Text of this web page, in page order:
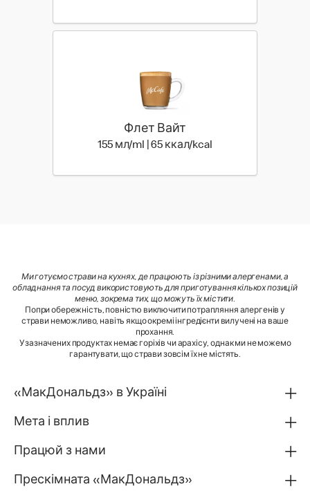
Флет Вайт
155 мл/ml | 65 ккал/kcal
Ми готуємо страви на кухнях, де працюють із різними алергенами, а
обладнання та посуд використовують для приготування кількох позицій
меню, зокрема тих, що можуть їх містити.
Попри обережність, повністю виключити потрапляння алергенів у
страви неможливо, навіть якщо окремі інгредієнти вилучені на ваше
прохання.
У зазначених продуктах немає горіхів чи арахісу, однак ми не можемо
гарантувати, що страви зовсім їх не містять.
«МакДональдз» в Україні
Мета і вплив
Працюй з нами
Прескімната «МакДональдз»